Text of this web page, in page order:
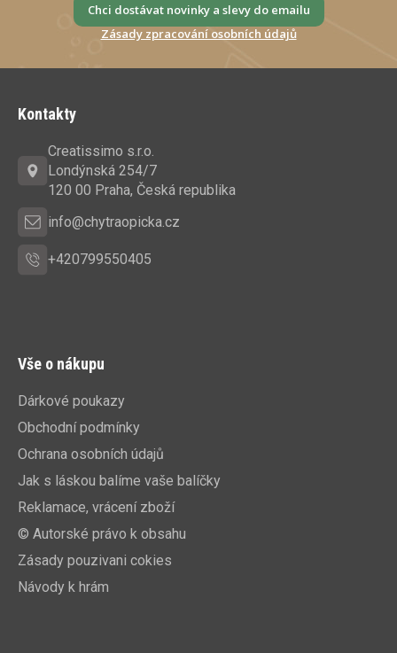
Chci dostávat novinky a slevy do emailu
Zásady zpracování osobních údajů
Kontakty
Creatissimo s.r.o.
Londýnská 254/7
120 00 Praha, Česká republika
info@chytraopicka.cz
+420799550405
Vše o nákupu
Dárkové poukazy
Obchodní podmínky
Ochrana osobních údajů
Jak s láskou balíme vaše balíčky
Reklamace, vrácení zboží
© Autorské právo k obsahu
Zásady pouzivani cokies
Návody k hrám